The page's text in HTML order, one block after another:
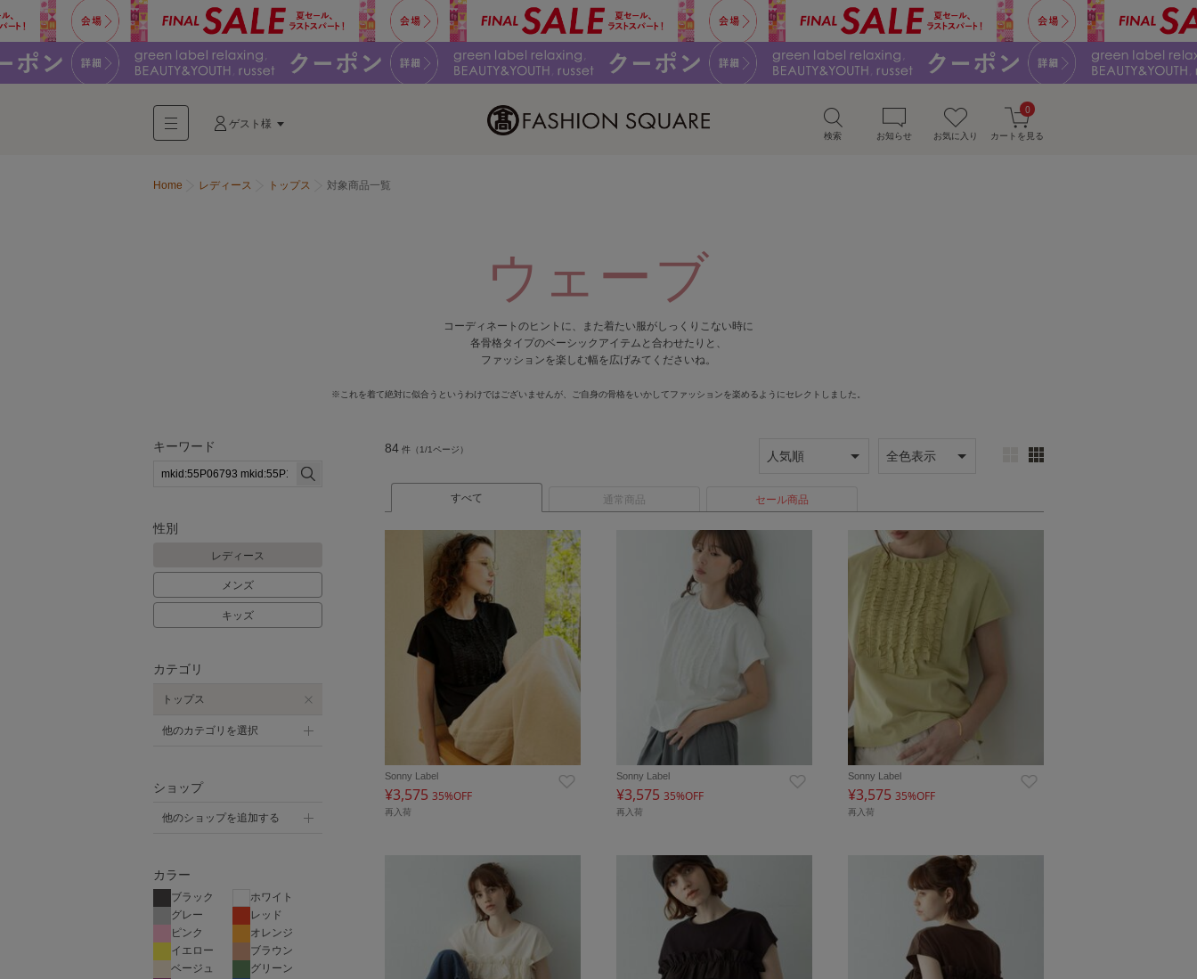
ゲスト様
検索 お知らせ お気に入り カートを見る
0
Home レディース トップス 対象商品一覧
ウェーブ
コーディネートのヒントに、また着たい服がしっくりこない時に
各骨格タイプのベーシックアイテムと合わせたりと、
ファッションを楽しむ幅を広げみてくださいね。
※これを着て絶対に似合うというわけではございませんが、ご自身の骨格をいかしてファッションを楽めるようにセレクトしました。
84 件（1/1ページ）
すべて 通常商品 セール商品
Sonny Label
¥3,575 35%OFF
再入荷
Sonny Label
¥3,575 35%OFF
再入荷
Sonny Label
¥3,575 35%OFF
再入荷
キーワード
性別
レディース
メンズ
キッズ
カテゴリ
トップス
他のカテゴリを選択
ショップ
他のショップを追加する
カラー
ブラック
ホワイト
グレー
レッド
ピンク
オレンジ
イエロー
ブラウン
ベージュ
グリーン